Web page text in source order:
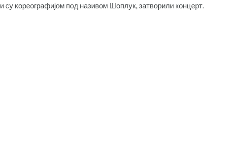
су кореографијом под називом Шоплук, затворили концерт.